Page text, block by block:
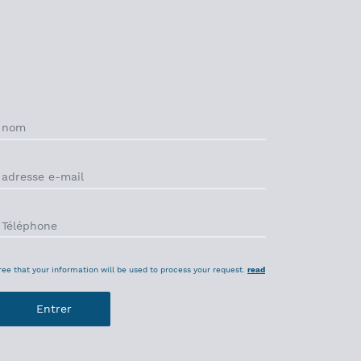
that your information will be used to process your request. read